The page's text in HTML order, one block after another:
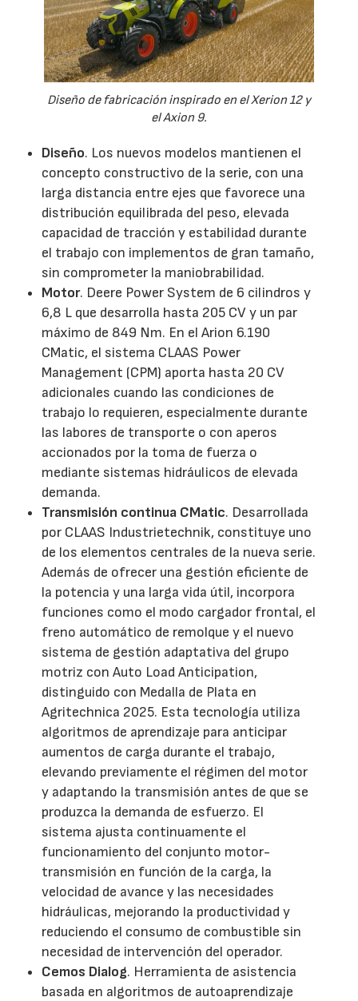
Diseño de fabricación inspirado en el Xerion 12 y
el Axion 9.
Diseño. Los nuevos modelos mantienen el
concepto constructivo de la serie, con una
larga distancia entre ejes que favorece una
distribución equilibrada del peso, elevada
capacidad de tracción y estabilidad durante
el trabajo con implementos de gran tamaño,
sin comprometer la maniobrabilidad.
Motor. Deere Power System de 6 cilindros y
6,8 L que desarrolla hasta 205 CV y un par
máximo de 849 Nm. En el Arion 6.190
CMatic, el sistema CLAAS Power
Management (CPM) aporta hasta 20 CV
adicionales cuando las condiciones de
trabajo lo requieren, especialmente durante
las labores de transporte o con aperos
accionados por la toma de fuerza o
mediante sistemas hidráulicos de elevada
demanda.
Transmisión continua CMatic. Desarrollada
por CLAAS Industrietechnik, constituye uno
de los elementos centrales de la nueva serie.
Además de ofrecer una gestión eficiente de
la potencia y una larga vida útil, incorpora
funciones como el modo cargador frontal, el
freno automático de remolque y el nuevo
sistema de gestión adaptativa del grupo
motriz con Auto Load Anticipation,
distinguido con Medalla de Plata en
Agritechnica 2025. Esta tecnología utiliza
algoritmos de aprendizaje para anticipar
aumentos de carga durante el trabajo,
elevando previamente el régimen del motor
y adaptando la transmisión antes de que se
produzca la demanda de esfuerzo. El
sistema ajusta continuamente el
funcionamiento del conjunto motor-
transmisión en función de la carga, la
velocidad de avance y las necesidades
hidráulicas, mejorando la productividad y
reduciendo el consumo de combustible sin
necesidad de intervención del operador.
Cemos Dialog. Herramienta de asistencia
basada en algoritmos de autoaprendizaje